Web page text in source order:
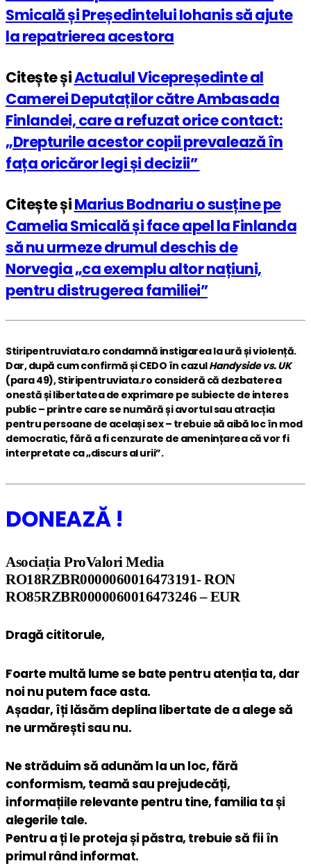
Smicală și Președintelui Iohanis să ajute
la repatrierea acestora
Citește șiActualul Vicepreședinte al
Camerei Deputaților către Ambasada
Finlandei, care a refuzat orice contact:
„Drepturile acestor copii prevalează în
fața oricăror legi și decizii”
Citește șiMarius Bodnariu o susține pe
Camelia Smicală și face apel la Finlanda
să nu urmeze drumul deschis de
Norvegia „ca exemplu altor națiuni,
pentru distrugerea familiei”
Stiripentruviata.ro condamnă instigarea la ură și violență.
Dar, după cum confirmă și CEDO în cazulHandyside vs. UK
(para 49), Stiripentruviata.ro consideră că dezbaterea
onestă și libertatea de exprimare pe subiecte de interes
public – printre care se numără și avortul sau atracția
pentru persoane de același sex – trebuie să aibă loc în mod
democratic, fără a fi cenzurate de amenințarea că vor fi
interpretate ca „discurs al urii”.
DONEAZĂ !
Asociația ProValori Media
RO18RZBR0000060016473191- RON
RO85RZBR0000060016473246 – EUR
Dragă cititorule,
Foarte multă lume se bate pentru atenția ta, dar
noi nu putem face asta.
Așadar, îți lăsăm deplina libertate de a alege să
ne urmărești sau nu.
Ne străduim să adunăm la un loc, fără
conformism, teamă sau prejudecăți,
informațiile relevante pentru tine, familia ta și
alegerile tale.
Pentru a ți le proteja și păstra, trebuie să fii în
primul rând informat.